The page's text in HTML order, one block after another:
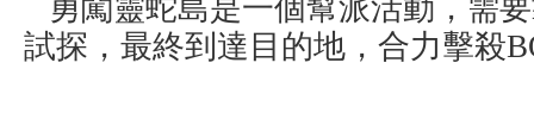
勇闖靈蛇島是一個幫派活動，需
試探，最終到達目的地，合力擊殺